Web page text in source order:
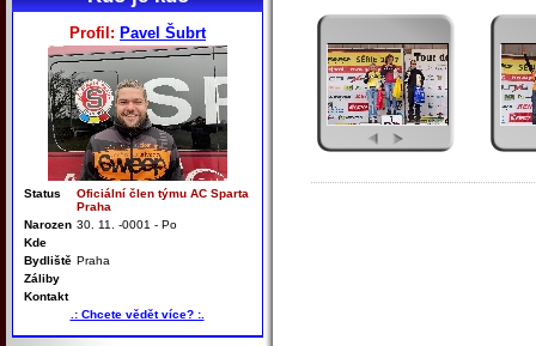
Profil: Pavel Šubrt
Status
Oficiální člen týmu AC Sparta
Praha
Narozen 30. 11. -0001 - Po
Kde
Bydliště Praha
Záliby
Kontakt
.: Chcete vědět více? :.